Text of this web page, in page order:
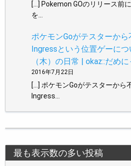
[…] Pokemon GOのリリース前
を…
ポケモンGoがテスターから
Ingressという位置ゲーにつ
（木）の日常 | okaz::だめに
2016年7月22日
[…] ポケモンGoがテスターから
Ingress…
最も表示数の多い投稿